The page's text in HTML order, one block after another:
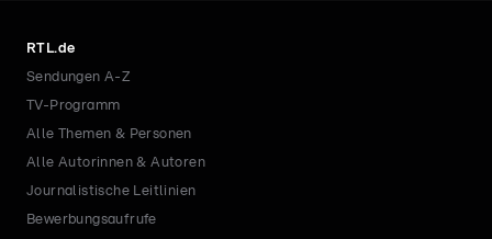
RTL.de
Sendungen A-Z
TV-Programm
Alle Themen & Personen
Alle Autorinnen & Autoren
Journalistische Leitlinien
Bewerbungsaufrufe